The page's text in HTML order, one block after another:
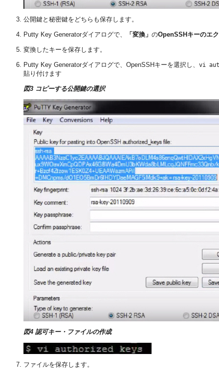
公開鍵と秘密鍵をどちらも保存します。
Putty Key Generatorダイアログで、 「変換」 のOpenSSHキーのエ
変換したキーを保存します。
Putty Key Generatorダイアログで、OpenSSHキーを選択し、 vi
貼り付けます
図3 コピーする公開鍵の選択
図4 認可キー・ファイルの作成
ファイルを保存します。